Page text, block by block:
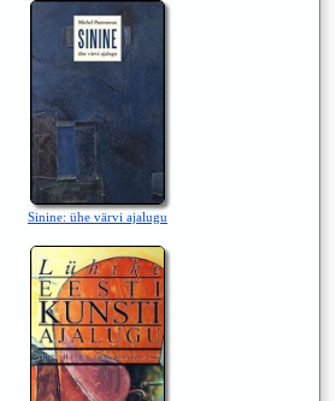
Sinine: ühe värvi ajalugu